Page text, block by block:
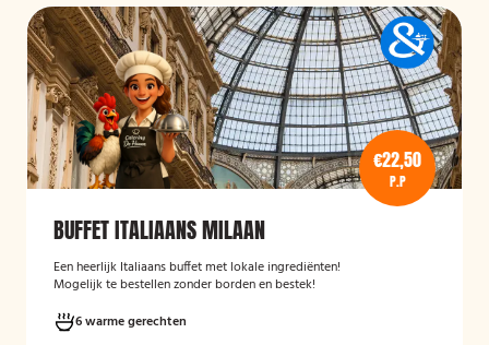
€22,50
P.P
BUFFET ITALIAANS MILAAN
Een heerlijk Italiaans buffet met lokale ingrediënten!
Mogelijk te bestellen zonder borden en bestek!
6 warme gerechten